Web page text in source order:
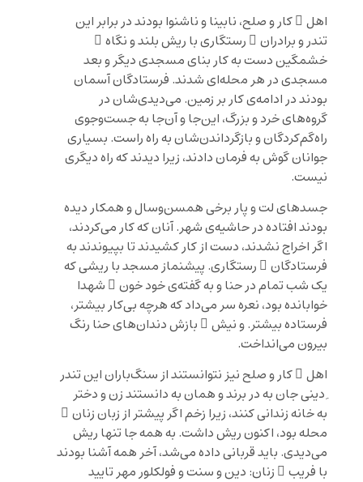
اهل ِ کار و صلح، نابینا و ناشنوا بودند در برابر این
تندر و برادران ِ رستگاری با ریش بلند و نگاه ِ
خشمگین دست به کار بنای مسجدی دیگر و بعد
مسجدی در هر محله‌ای شدند. فرستادگان آسمان
بودند در ادامه‌ی کار بر زمین. می‌دیدی‌شان در
گروه‌های خرد و بزرگ، این‌جا و آن‌جا به جست‌و‌جوی
راه‌گم‌کردگان و بازگرداندن‌شان به راه راست. بسیاری
جوانان گوش به فرمان دادند، زیرا دیدند که راه دیگری
نیست.
جسدهای لت و پار برخی‌ همسن‌وسال و همکار دیده
بودند افتاده در حاشیه‌ی شهر. آنان که کار می‌کردند،
اگر اخراج نشدند، دست از کار کشیدند تا بپیوندند به
فرستادگان ِ رستگاری. پیشنماز مسجد با ریشی که
یک شب تمام در حنا و به گفته‌ی خود خون ِ شهدا
خوابانده بود، نعره سر می‌داد که هرچه بی‌کار بیشتر،
فرستاده بیشتر. و نیش ِ بازش دندان‌های حنا رنگ
بیرون می‌انداخت.
اهل ِ کار و صلح نیز نتوانستند از سنگ‌باران این تندر
ِ دینی جان به در برند و همان به دانستند زن و دختر
به خانه زندانی کنند، زیرا زخم اگر پیشتر از زبان زنان ِ
محله بود، اکنون ریش داشت. به همه‌ جا تنها ریش
می‌دیدی. باید قربانی داده می‌شد، آخر همه آشنا بودند
با فریب ِ زنان: دین و سنت و فولکلور مهر تایید